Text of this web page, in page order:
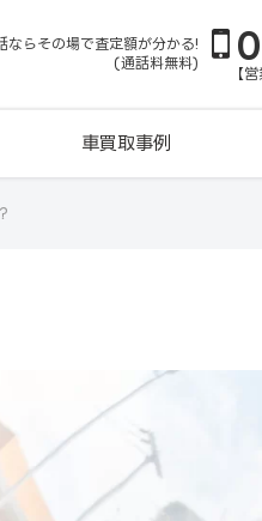
ならその場で査定額が分かる!
(通話料無料)
【
車買取事例